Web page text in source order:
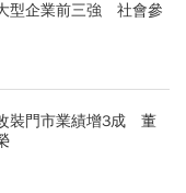
型企業前三強 社會參
裝門市業績增3成 董